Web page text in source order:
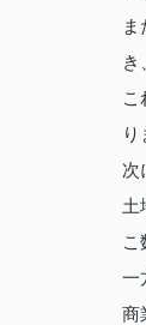
き
こ
り
次
土
こ
一
商